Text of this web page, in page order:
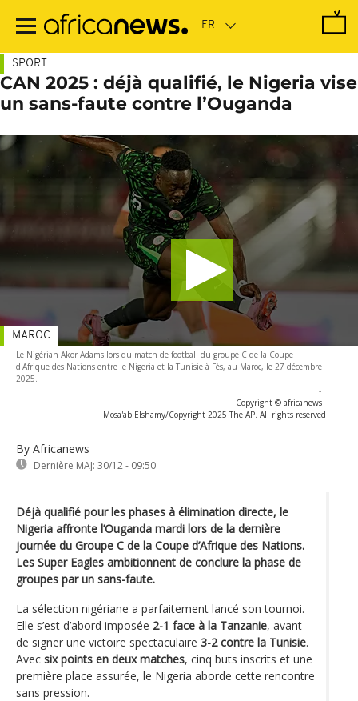
contenu
SPORT
CAN 2025 : déjà qualifié, le Nigeria vise
un sans-faute contre l’Ouganda
Le Nigérian Akor Adams lors du match de football du groupe C de la Coupe
d'Afrique des Nations entre le Nigeria et la Tunisie à Fès, au Maroc, le 27 décembre
2025.
-
Copyright © africanews
Mosa'ab Elshamy/Copyright 2025 The AP. All rights reserved
By Africanews
Dernière MAJ: 30/12 - 09:50
MAROC
Déjà qualifié pour les phases à élimination directe, le
Nigeria affronte l’Ouganda mardi lors de la dernière
journée du Groupe C de la Coupe d’Afrique des Nations.
Les Super Eagles ambitionnent de conclure la phase de
groupes par un sans-faute.
La sélection nigériane a parfaitement lancé son tournoi.
Elle s’est d’abord imposée 2-1 face à la Tanzanie, avant
de signer une victoire spectaculaire 3-2 contre la Tunisie.
Avec six points en deux matches, cinq buts inscrits et une
première place assurée, le Nigeria aborde cette rencontre
sans pression.